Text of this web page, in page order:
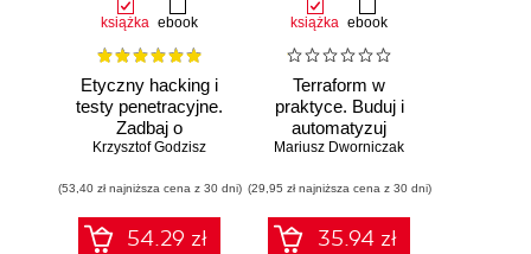
książka ebook
Etyczny hacking i
testy penetracyjne.
Zadbaj o
bezpieczeństwo
Krzysztof Godzisz
(53,40 zł najniższa cena z 30 dni)
54.29 zł
książka ebook
Terraform w
praktyce. Buduj i
automatyzuj
infrastrukturę
zarządzaj nią z
wykorzystaniem
Dockera
Mariusz Dworniczak
(29,95 zł najniższa cena z 30 dni)
35.94 zł